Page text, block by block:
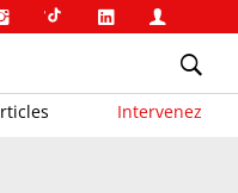
Intervenez